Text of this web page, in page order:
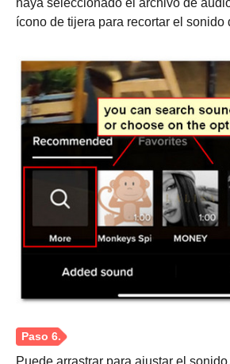
Etapa 4.
ícono de tijera para recortar el sonido